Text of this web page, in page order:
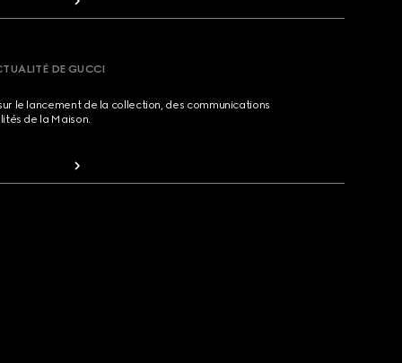
DE GUCCI
le lancement de la collection, des communications
de la Maison.